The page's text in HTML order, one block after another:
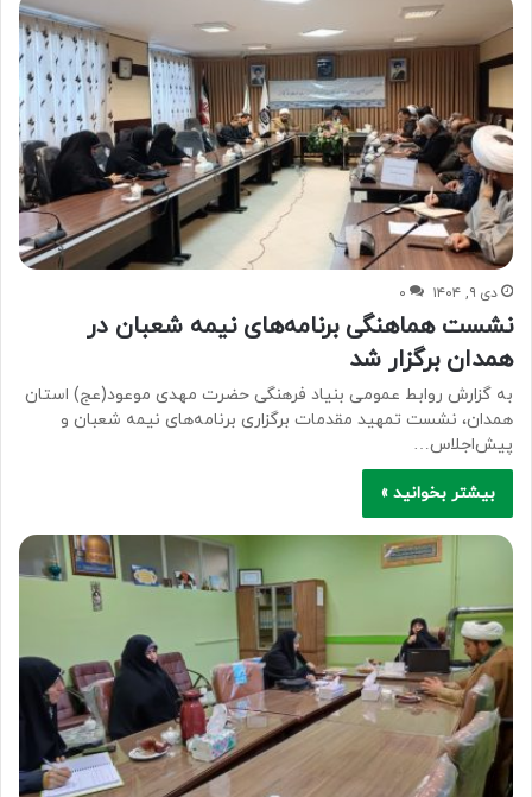
دی ۹, ۱۴۰۴ ۰
نشست هماهنگی برنامه‌های نیمه شعبان در
همدان برگزار شد
به گزارش روابط عمومی بنیاد فرهنگی حضرت مهدی موعود(عج) استان
همدان، نشست تمهید مقدمات برگزاری برنامه‌های نیمه شعبان و
پیش‌اجلاس…
بیشتر بخوانید »